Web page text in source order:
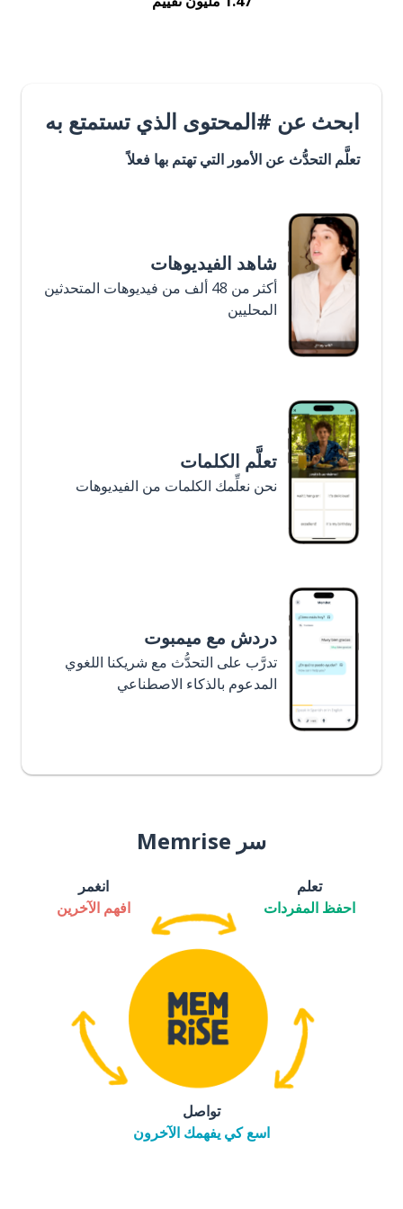
ابحث عن #المحتوى الذي تستمتع به
تعلَّم التحدُّث عن الأمور التي تهتم بها فعلاً
شاهد الفيديوهات
أكثر من 48 ألف من فيديوهات المتحدثين
المحليين
تعلَّم الكلمات
نحن نعلِّمك الكلمات من الفيديوهات
دردش مع ميمبوت
تدرَّب على التحدُّث مع شريكنا اللغوي
المدعوم بالذكاء الاصطناعي
سر Memrise
تعلم
احفظ المفردات
انغمر
افهم الآخرين
تواصل
اسع كي يفهمك الآخرون